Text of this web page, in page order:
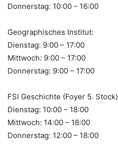
Donnerstag: 10:00 – 16:00
Geographisches Institut:
Dienstag: 9:00 – 17:00
Mittwoch: 9:00 – 17:00
Donnerstag: 9:00 – 17:00
FSI Geschichte (Foyer 5.
Dienstag: 10:00 – 18:00
Mittwoch: 14:00 – 18:00
Donnerstag: 12:00 – 18:00